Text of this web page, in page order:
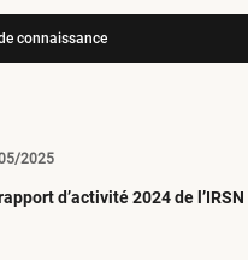
connaissance
d’activité 2024 de
2025